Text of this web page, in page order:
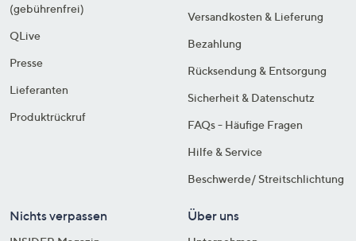
(gebührenfrei)
QLive
Presse
Lieferanten
Produktrückruf
Versandkosten & Lieferung
Bezahlung
Rücksendung & Entsorgung
Sicherheit & Datenschutz
FAQs - Häufige Fragen
Hilfe & Service
Beschwerde/ Streitschlichtung
Nichts verpassen Über uns